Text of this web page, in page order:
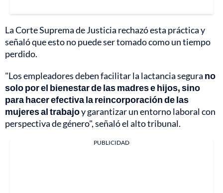
La Corte Suprema de Justicia rechazó esta práctica y
señaló que esto no puede ser tomado como un tiempo
perdido.
"Los empleadores deben facilitar la lactancia segura no
solo por el bienestar de las madres e hijos, sino
para hacer efectiva la reincorporación de las
mujeres al trabajoy garantizar un entorno laboral con
perspectiva de género", señaló el alto tribunal.
PUBLICIDAD